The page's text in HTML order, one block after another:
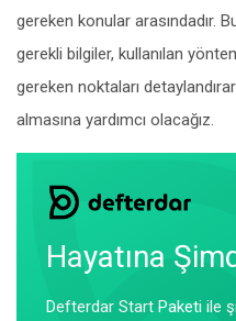
gereken konular arasındadır.
gerekli bilgiler, kullanılan
gereken noktaları
almasına yardımcı olacağız.
Hayatına
Defterdar Start Paketi ile